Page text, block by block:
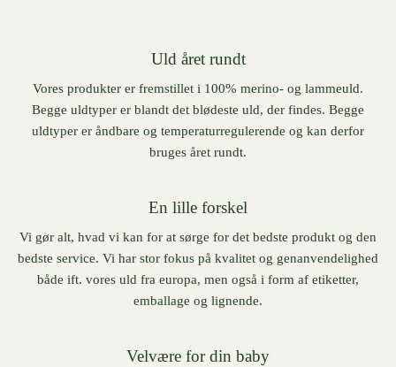
Uld året rundt
Vores produkter er fremstillet i 100% merino- og lammeuld.
Begge uldtyper er blandt det blødeste uld, der findes. Begge
uldtyper er åndbare og temperaturregulerende og kan derfor
bruges året rundt.
En lille forskel
Vi gør alt, hvad vi kan for at sørge for det bedste produkt og den
bedste service. Vi har stor fokus på kvalitet og genanvendelighed
både ift. vores uld fra europa, men også i form af etiketter,
emballage og lignende.
Velvære for din baby